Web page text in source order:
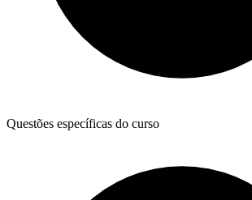
Questões específicas do curso